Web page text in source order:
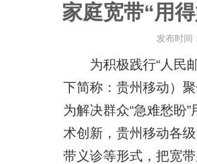
家庭宽带“用
发布时间
为积极践行“人民邮
下简称：贵州移动）
为解决群众“急难愁盼
术创新，贵州移动各
带义诊等形式，把宽